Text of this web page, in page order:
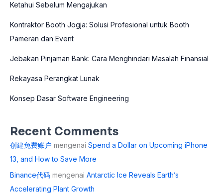
Ketahui Sebelum Mengajukan
Kontraktor Booth Jogja: Solusi Profesional untuk Booth
Pameran dan Event
Jebakan Pinjaman Bank: Cara Menghindari Masalah Finansial
Rekayasa Perangkat Lunak
Konsep Dasar Software Engineering
Recent Comments
创建免费账户 mengenai Spend a Dollar on Upcoming iPhone
13, and How to Save More
Binance代码 mengenai Antarctic Ice Reveals Earth’s
Accelerating Plant Growth